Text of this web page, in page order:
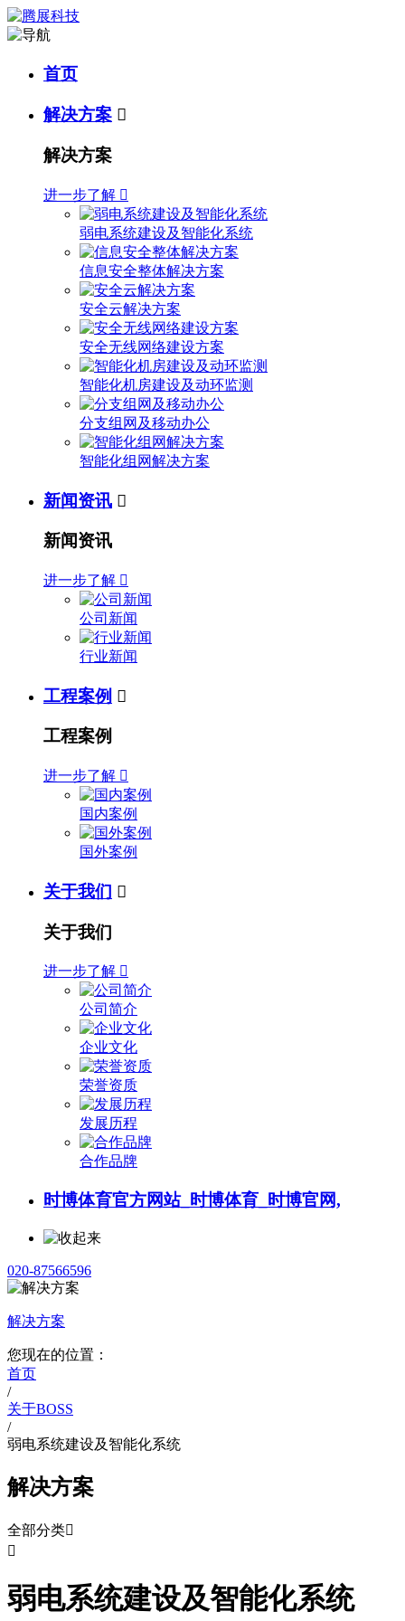
首页
解决方案 
解决方案
进一步了解 
弱电系统建设及智能化系统
信息安全整体解决方案
安全云解决方案
安全无线网络建设方案
智能化机房建设及动环监测
分支组网及移动办公
智能化组网解决方案
新闻资讯 
新闻资讯
进一步了解 
公司新闻
行业新闻
工程案例 
工程案例
进一步了解 
国内案例
国外案例
关于我们 
关于我们
进一步了解 
公司简介
企业文化
荣誉资质
发展历程
合作品牌
时博体育官方网站_时博体育_时博官网,
020-87566596
解决方案
您现在的位置：
首页
/
关于BOSS
/
弱电系统建设及智能化系统
解决方案
全部分类

弱电系统建设及智能化系统